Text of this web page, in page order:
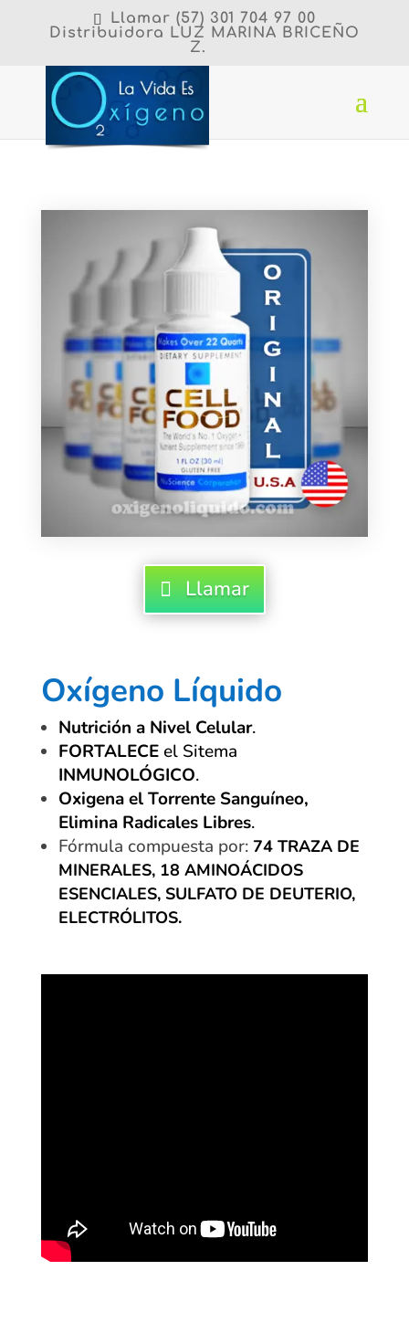
Llamar (57) 301 704 97 00
Distribuidora LUZ MARINA BRICEÑO
Z.
Llamar
Oxígeno Líquido
Nutrición a Nivel Celular.
FORTALECEel Sitema
INMUNOLÓGICO.
Oxigena el Torrente Sanguíneo,
Elimina Radicales Libres.
Fórmula compuesta por: 74 TRAZA DE
MINERALES, 18 AMINOÁCIDOS
ESENCIALES, SULFATO DE DEUTERIO,
ELECTRÓLITOS.